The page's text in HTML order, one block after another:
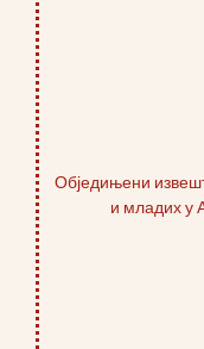
Обједињени
и младих у